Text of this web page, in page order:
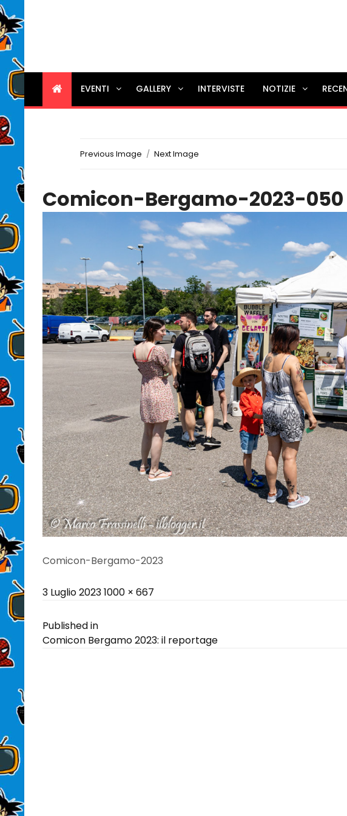
EVENTI GALLERY INTERVISTE NOTIZIE
Previous Image Next Image
Comicon-Bergamo-2023-050
Comicon-Bergamo-2023
Posted
3 Luglio 2023Full
1000 × 667
Navigazione
articoli
Published in
Comicon Bergamo 2023: il reportage